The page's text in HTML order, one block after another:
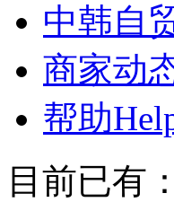
中韩自
商家动
帮助
目前已有：